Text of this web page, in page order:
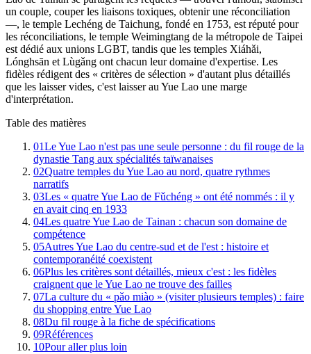
un couple, couper les liaisons toxiques, obtenir une réconciliation
—, le temple Lechéng de Taichung, fondé en 1753, est réputé pour
les réconciliations, le temple Weimingtang de la métropole de Taipei
est dédié aux unions LGBT, tandis que les temples Xiáhǎi,
Lónghsān et Lùgǎng ont chacun leur domaine d'expertise. Les
fidèles rédigent des « critères de sélection » d'autant plus détaillés
que les laisser vides, c'est laisser au Yue Lao une marge
d'interprétation.
Table des matières
01Le Yue Lao n'est pas une seule personne : du fil rouge de la
dynastie Tang aux spécialités taïwanaises
02Quatre temples du Yue Lao au nord, quatre rythmes
narratifs
03Les « quatre Yue Lao de Fǔchéng » ont été nommés : il y
en avait cinq en 1933
04Les quatre Yue Lao de Tainan : chacun son domaine de
compétence
05Autres Yue Lao du centre-sud et de l'est : histoire et
contemporanéité coexistent
06Plus les critères sont détaillés, mieux c'est : les fidèles
craignent que le Yue Lao ne trouve des failles
07La culture du « pǎo miào » (visiter plusieurs temples) : faire
du shopping entre Yue Lao
08Du fil rouge à la fiche de spécifications
09Références
10Pour aller plus loin